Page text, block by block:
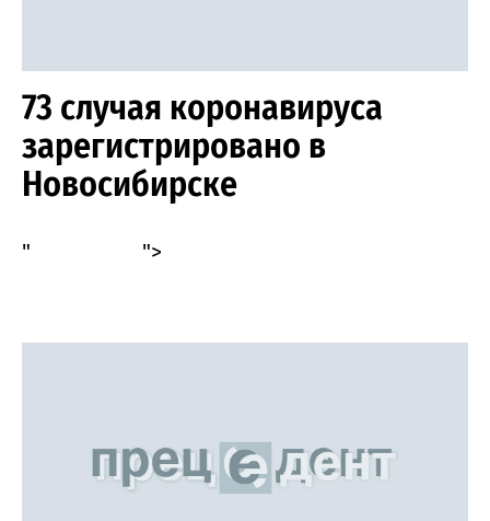
73 случая коронавируса
зарегистрировано в
Новосибирске
" ">